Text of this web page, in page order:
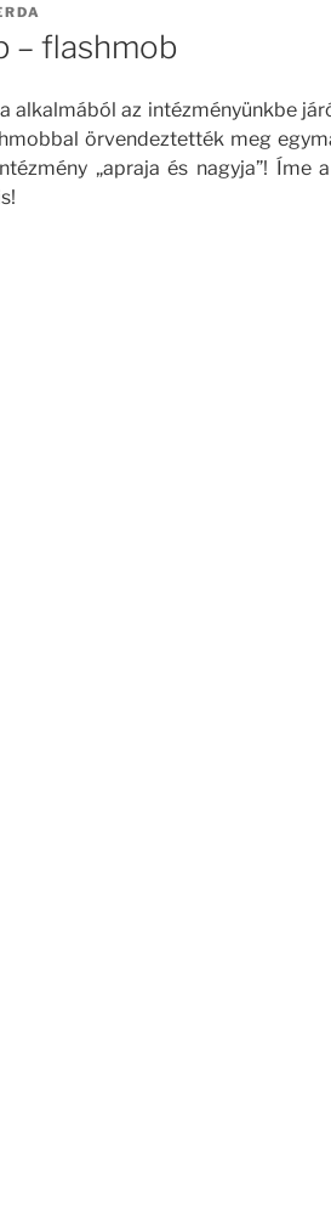
– flashmob
alkalmából az intézményünkbe
örvendeztették meg
„apraja és nagyja”! Íme